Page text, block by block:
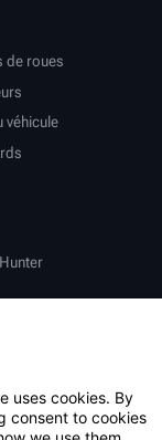
de roues
véhicule
uses cookies. By
consent to cookies